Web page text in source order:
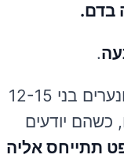
בדם.
.
ונערים בני 12-15
כשהם יודעים
תתייחס